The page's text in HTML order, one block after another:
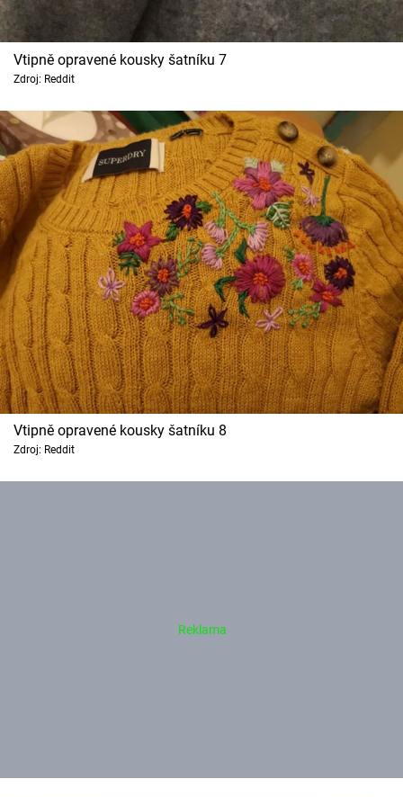
Vtipně opravené kousky šatníku 7
Zdroj: Reddit
Vtipně opravené kousky šatníku 8
Zdroj: Reddit